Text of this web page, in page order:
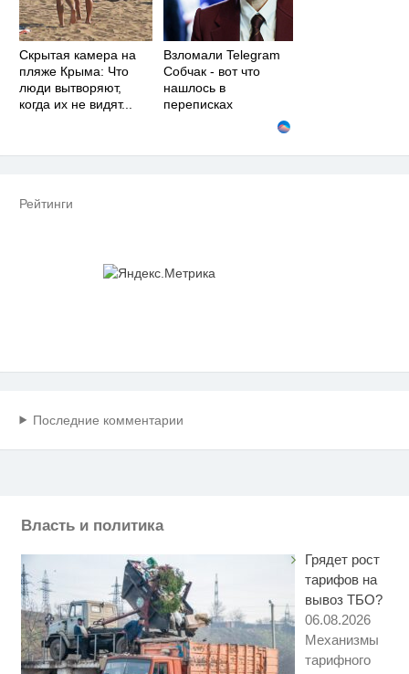
Скрытая камера на
пляже Крыма: Что
люди вытворяют,
когда их не видят...
Взломали Telegram
Собчак - вот что
нашлось в
переписках
Рейтинги
Последние комментарии
Власть и политика
Грядет рост
тарифов на
вывоз ТБО?
06.08.2026
Механизмы
тарифного